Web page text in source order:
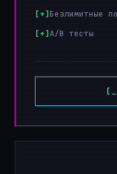
Безлимитные
A/B тесты